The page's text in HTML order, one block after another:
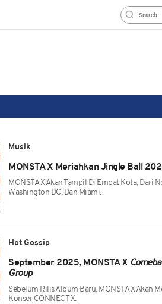
Musik
MONSTA X Meriahkan Jingle Ball
MONSTA X Akan Tampil Di Empat Kota, Dari
Washington DC, Dan Miami.
Hot Gossip
September 2025, MONSTA X
Group
Sebelum Rilis Album Baru, MONSTA X Akan
Konser CONNECT X.